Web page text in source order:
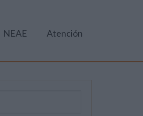
NEAE Atención